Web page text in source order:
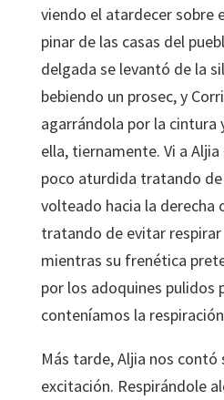
viendo el atardecer sobre
pinar de las casas del
delgada se levantó de la
bebiendo un prosec, y
agarrándola por la cintura
ella, tiernamente. Vi a
poco aturdida tratando
volteado hacia la derecha
tratando de evitar respirar
mientras su frenética
por los adoquines pulidos
conteníamos la
Más tarde, Aljia nos contó
excitación. Respirándole